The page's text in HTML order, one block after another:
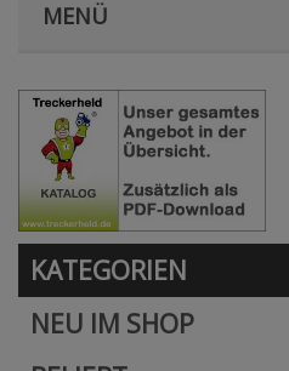
MENÜ
KATEGORIEN
NEU IM SHOP